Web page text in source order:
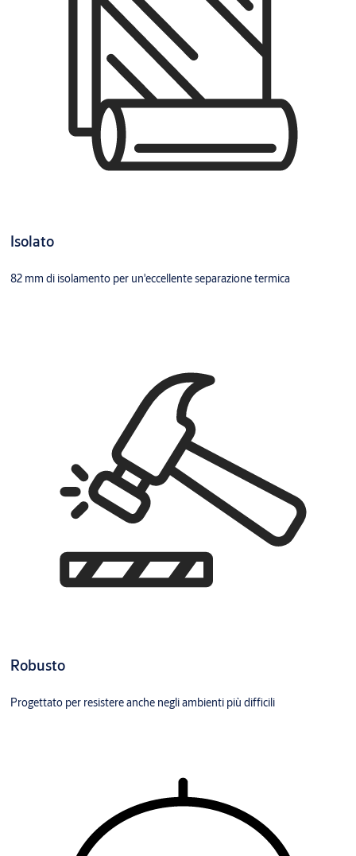
Isolato
82 mm di isolamento per un'eccellente separazione termica
Robusto
Progettato per resistere anche negli ambienti più difficili